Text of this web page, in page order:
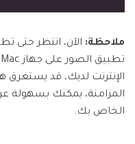
ملاحظة:
الإنترنت لديك، قد
الخاص بك.